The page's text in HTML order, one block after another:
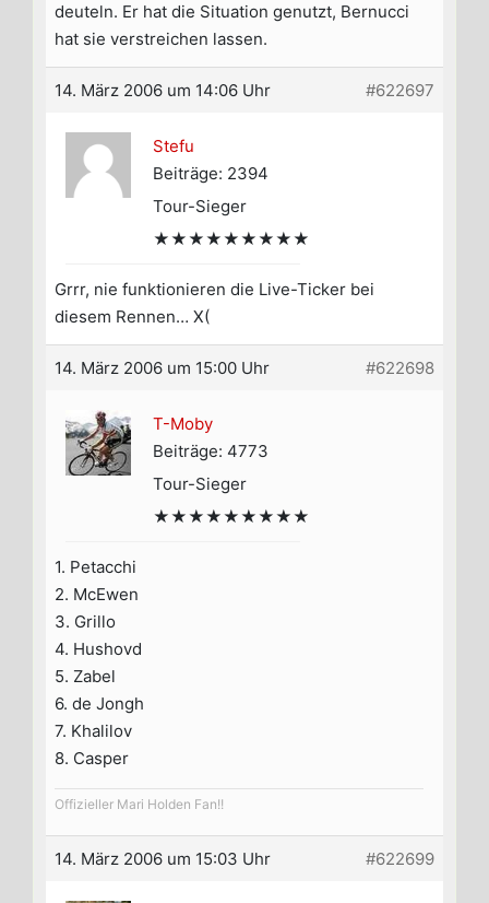
deuteln. Er hat die Situation genutzt, Bernucci
hat sie verstreichen lassen.
14. März 2006 um 14:06 Uhr #622697
Stefu
Beiträge: 2394
Tour-Sieger
★★★★★★★★★
Grrr, nie funktionieren die Live-Ticker bei
diesem Rennen… X(
14. März 2006 um 15:00 Uhr #622698
T-Moby
Beiträge: 4773
Tour-Sieger
★★★★★★★★★
1. Petacchi
2. McEwen
3. Grillo
4. Hushovd
5. Zabel
6. de Jongh
7. Khalilov
8. Casper
Offizieller Mari Holden Fan!!
14. März 2006 um 15:03 Uhr #622699